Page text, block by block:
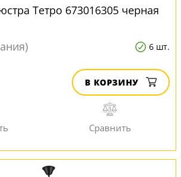
Тетро 673016305 черная
6 шт.
В КОРЗИНУ